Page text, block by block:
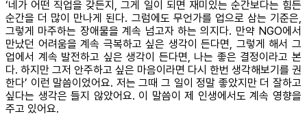
‘네가 어떤 직업을 갖든지, 그게 일이 되면 재미있는 순간보다는 힘든
순간을 더 많이 만나게 된다. 그럼에도 무언가를 업으로 삼는 기준은,
그렇게 마주하는 장애물을 계속 넘고자 하는 의지다. 만약 NGO에서
만났던 어려움을 계속 극복하고 싶은 생각이 든다면, 그렇게 해서 그
업에서 계속 발전하고 싶은 생각이 든다면, 나는 좋은 결정이라고 본
다. 하지만 그저 안주하고 싶은 마음이라면 다시 한번 생각해보기를 권
한다’ 이런 말씀이었어요. 저는 그때 그 일이 정말 좋았지만 더 잘하고
싶다는 생각은 들지 않았어요. 이 말씀이 제 인생에서도 계속 영향을
주고 있어요.